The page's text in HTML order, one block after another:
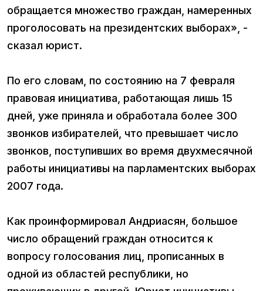
обращается множество граждан, намеренных
проголосовать на президентских выборах», -
сказал юрист.
По его словам, по состоянию на 7 февраля
правовая инициатива, работающая лишь 15
дней, уже приняла и обработала более 300
звонков избирателей, что превышает число
звонков, поступивших во время двухмесячной
работы инициативы на парламентских выборах
2007 года.
Как проинформировал Андриасян, большое
число обращений граждан относится к
вопросу голосования лиц, прописанных в
одной из областей республики, но